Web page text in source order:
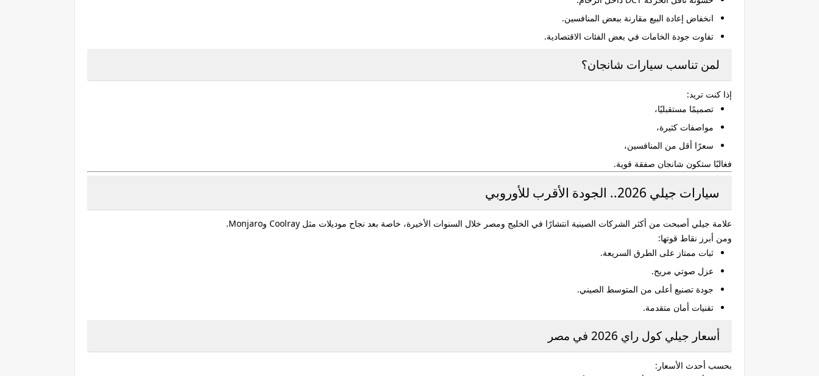
انخفاض إعادة البيع مقارنة ببعض المنافسين.
تفاوت جودة الخامات في بعض الفئات الاقتصادية.
لمن تناسب سيارات شانجان؟
إذا كنت تريد:
تصميمًا مستقبليًا،
مواصفات كثيرة،
سعرًا أقل من المنافسين،
فغالبًا ستكون شانجان صفقة قوية.
سيارات جيلي 2026.. الجودة الأقرب للأوروبي
علامة جيلي أصبحت من أكثر الشركات الصينية انتشارًا في الخليج ومصر خلال السنوات الأخيرة، خاصة بعد نجاح موديلات مثل Coolray وMonjaro.
ومن أبرز نقاط قوتها:
ثبات ممتاز على الطرق السريعة.
عزل صوتي مريح.
جودة تصنيع أعلى من المتوسط الصيني.
تقنيات أمان متقدمة.
أسعار جيلي كول راي 2026 في مصر
بحسب أحدث الأسعار: